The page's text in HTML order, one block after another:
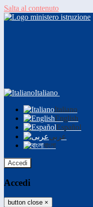
Salta al contenuto
Italiano
Italiano
English
Español
عربى
বাংলা
Accedi
Accedi
button close ×